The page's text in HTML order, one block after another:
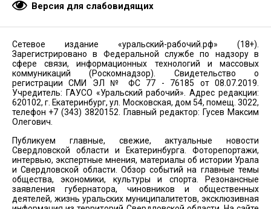
Версия для слабовидящих
Сетевое издание «уральский-рабочий.рф» (18+).
Зарегистрировано в Федеральной службе по надзору в
сфере связи, информационных технологий и массовых
коммуникаций (Роскомнадзор). Свидетельство о
регистрации СМИ ЭЛ № ФС 77 - 76185 от 08.07.2019.
Учредитель: ГАУСО «Уральский рабочий». Адрес редакции:
620102, г. Екатеринбург, ул. Московская, дом 54, помещ. 3022,
телефон +7 (343) 3820152. Главный редактор: Гусев Максим
Олегович.
Публикуем главные, свежие, актуальные новости
Свердловской области и Екатеринбурга. Фоторепортажи,
интервью, экспертные мнения, материалы об истории Урала
и Свердловской области. Обзор событий на главные темы
общества, экономики, культуры и спорта. Резонансные
заявления губернатора, чиновников и общественных
деятелей, жизнь уральских муниципалитетов, эксклюзивная